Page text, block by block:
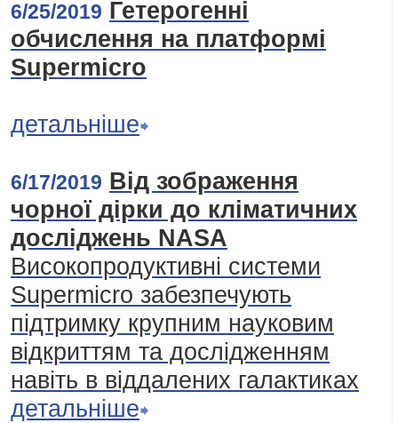
6/25/2019 Гетерогенні
обчислення на платформі
Supermicro
детальніше
6/17/2019 Від зображення
чорної дірки до кліматичних
досліджень NASA
Високопродуктивні системи
Supermicro забезпечують
підтримку крупним науковим
відкриттям та дослідженням
навіть в віддалених галактиках
детальніше